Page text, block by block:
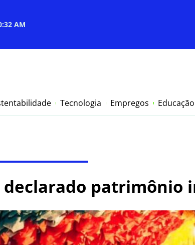
AM
Tecnologia Empregos Educação
declarado patrimônio